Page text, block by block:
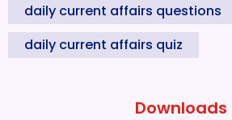
daily current affairs questions
daily current affairs quiz
Downloads